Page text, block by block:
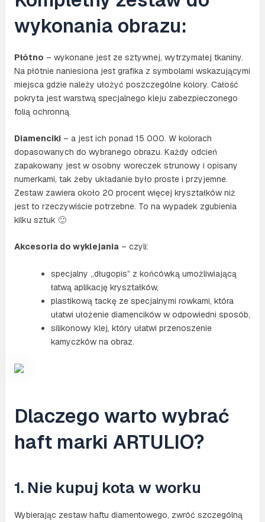
wykonania obrazu:
Płótno – wykonane jest ze sztywnej, wytrzymałej tkaniny.
Na płótnie naniesiona jest grafika z symbolami wskazującymi
miejsca gdzie należy ułożyć poszczególne kolory. Całość
pokryta jest warstwą specjalnego kleju zabezpieczonego
folią ochronną.
Diamenciki– a jest ich ponad 15 000. W kolorach
dopasowanych do wybranego obrazu. Każdy odcień
zapakowany jest w osobny woreczek strunowy i opisany
numerkami, tak żeby układanie było proste i przyjemne.
Zestaw zawiera około 20 procent więcej kryształków niż
jest to rzeczywiście potrzebne. To na wypadek zgubienia
kilku sztuk 🙂
Akcesoria do wyklejania– czyli:
specjalny „długopis” z końcówką umożliwiającą
łatwą aplikację kryształków,
plastikową tackę ze specjalnymi rowkami, która
ułatwi ułożenie diamencików w odpowiedni sposób,
silikonowy klej, który ułatwi przenoszenie
kamyczków na obraz.
Dlaczego warto wybrać
haft marki ARTULIO?
1. Nie kupuj kota w worku
Wybierając zestaw haftu diamentowego, zwróć szczególną